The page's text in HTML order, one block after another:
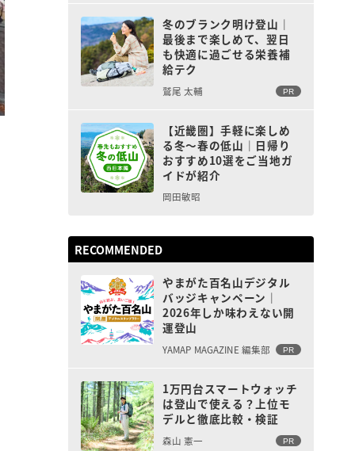
冬のブランク明け登山｜
最後まで楽しめて、翌日
も快適に過ごせる栄養補
給テク
鷲尾 太輔 PR
【近畿圏】手軽に楽しめ
る冬〜春の低山｜日帰り
おすすめ10選をご当地ガ
イドが紹介
岡田敏昭
RECOMMENDED
やまがた百名山デジタル
バッジキャンペーン｜
2026年しか味わえない開
運登山
YAMAP MAGAZINE 編集部 PR
1万円台スマートウォッチ
は登山で使える？上位モ
デルと徹底比較・検証
森山 憲一 PR